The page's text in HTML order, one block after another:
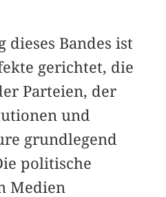
dieses Bandes ist
gerichtet, die
Parteien, der
und
grundlegend
politische
Medien